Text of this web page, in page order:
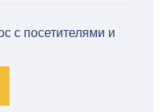
с посетителями и